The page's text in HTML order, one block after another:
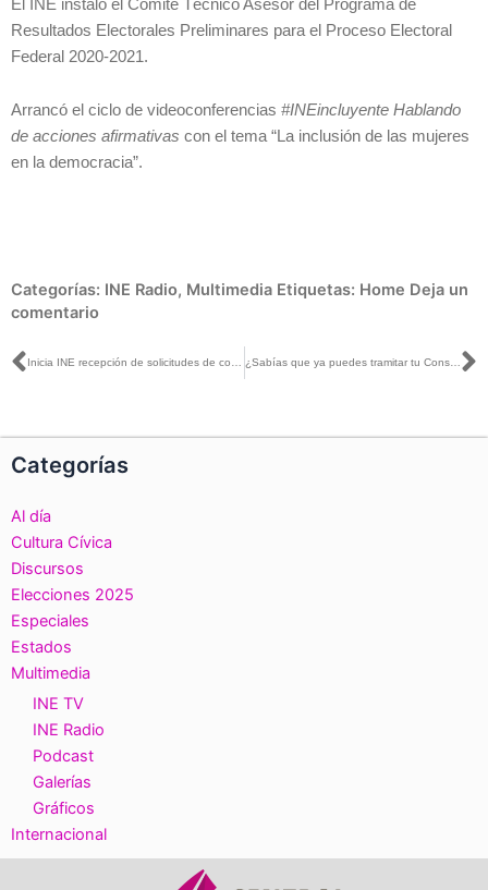
El INE instaló el Comité Técnico Asesor del Programa de
Resultados Electorales Preliminares para el Proceso Electoral
Federal 2020-2021.
Arrancó el ciclo de videoconferencias #INEincluyente Hablando
de acciones afirmativas con el tema “La inclusión de las mujeres
en la democracia”.
Categorías: INE Radio, Multimedia Etiquetas: Home Deja un
comentario
Ant Inicia INE recepción de solicitudes de constancias digitales ¿Sabías que ya puedes tramitar tu Constancia Digital de Identificación?
Categorías
Al día
Cultura Cívica
Discursos
Elecciones 2025
Especiales
Estados
Multimedia
INE TV
INE Radio
Podcast
Galerías
Gráficos
Internacional